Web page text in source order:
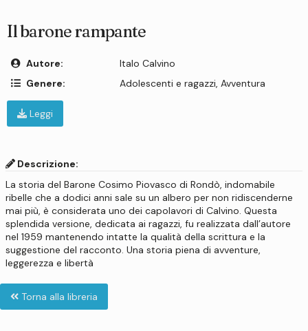
Il barone rampante
Autore:
Italo Calvino
Genere:
Adolescenti e ragazzi Avventura
Leggi
Descrizione:
La storia del Barone Cosimo Piovasco di Rondò, indomabile
ribelle che a dodici anni sale su un albero per non ridiscenderne
mai più, è considerata uno dei capolavori di Calvino. Questa
splendida versione, dedicata ai ragazzi, fu realizzata dall’autore
nel 1959 mantenendo intatte la qualità della scrittura e la
suggestione del racconto. Una storia piena di avventure,
leggerezza e libertà
Torna alla libreria